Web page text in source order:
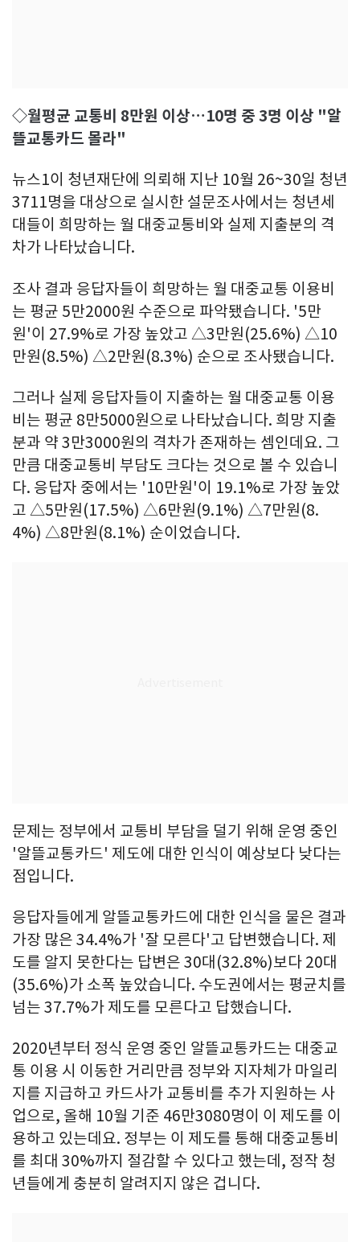
◇월평균 교통비 8만원 이상…10명 중 3명 이상 "알
뜰교통카드 몰라"
뉴스1이 청년재단에 의뢰해 지난 10월 26~30일 청년
3711명을 대상으로 실시한 설문조사에서는 청년세
대들이 희망하는 월 대중교통비와 실제 지출분의 격
차가 나타났습니다.
조사 결과 응답자들이 희망하는 월 대중교통 이용비
는 평균 5만2000원 수준으로 파악됐습니다. '5만
원'이 27.9%로 가장 높았고 △3만원(25.6%) △10
만원(8.5%) △2만원(8.3%) 순으로 조사됐습니다.
그러나 실제 응답자들이 지출하는 월 대중교통 이용
비는 평균 8만5000원으로 나타났습니다. 희망 지출
분과 약 3만3000원의 격차가 존재하는 셈인데요. 그
만큼 대중교통비 부담도 크다는 것으로 볼 수 있습니
다. 응답자 중에서는 '10만원'이 19.1%로 가장 높았
고 △5만원(17.5%) △6만원(9.1%) △7만원(8.
4%) △8만원(8.1%) 순이었습니다.
문제는 정부에서 교통비 부담을 덜기 위해 운영 중인
'알뜰교통카드' 제도에 대한 인식이 예상보다 낮다는
점입니다.
응답자들에게 알뜰교통카드에 대한 인식을 물은 결과
가장 많은 34.4%가 '잘 모른다'고 답변했습니다. 제
도를 알지 못한다는 답변은 30대(32.8%)보다 20대
(35.6%)가 소폭 높았습니다. 수도권에서는 평균치를
넘는 37.7%가 제도를 모른다고 답했습니다.
2020년부터 정식 운영 중인 알뜰교통카드는 대중교
통 이용 시 이동한 거리만큼 정부와 지자체가 마일리
지를 지급하고 카드사가 교통비를 추가 지원하는 사
업으로, 올해 10월 기준 46만3080명이 이 제도를 이
용하고 있는데요. 정부는 이 제도를 통해 대중교통비
를 최대 30%까지 절감할 수 있다고 했는데, 정작 청
년들에게 충분히 알려지지 않은 겁니다.